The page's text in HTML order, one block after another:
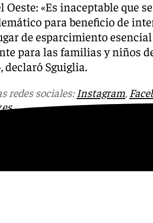
Oeste: «Es inaceptable que
para beneficio de
de esparcimiento
para las familias y niños
declaró Sguiglia.
redes sociales: Instagram,